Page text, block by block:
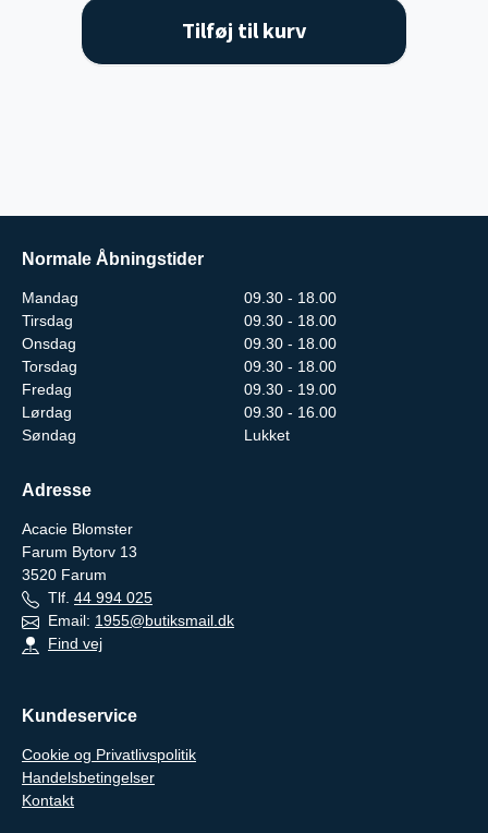
Tilføj til kurv
Normale Åbningstider
Mandag
09.30 - 18.00
Tirsdag
09.30 - 18.00
Onsdag
09.30 - 18.00
Torsdag
09.30 - 18.00
Fredag
09.30 - 19.00
Lørdag
09.30 - 16.00
Søndag
Lukket
Adresse
Acacie Blomster
Farum Bytorv 13
3520 Farum
Tlf. 44 994 025
Email: 1955@butiksmail.dk
Find vej
Kundeservice
Cookie og Privatlivspolitik
Handelsbetingelser
Kontakt